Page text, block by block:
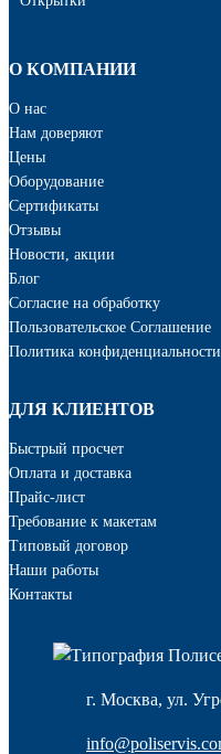
г. Москва, ул.
О КОМПАНИИ
О нас
Нам доверяют
Цены
Оборудование
Сертификаты
Отзывы
Новости, акции
Блог
Cогласие на обработку
Пользовательское Соглашение
Политика конфиденциальности
ДЛЯ КЛИЕНТОВ
Быстрый просчет
Оплата и доставка
Прайс-лист
Требование к макетам
Типовый договор
Наши работы
Контакты